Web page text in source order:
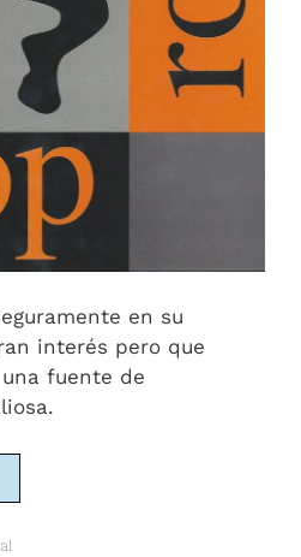
en su
interés pero que
una fuente de